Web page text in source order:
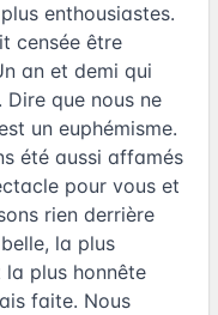
enthousiastes.
censée être
an et demi qui
Dire que nous ne
un euphémisme.
été aussi affamés
pour vous et
rien derrière
la plus
plus honnête
faite. Nous